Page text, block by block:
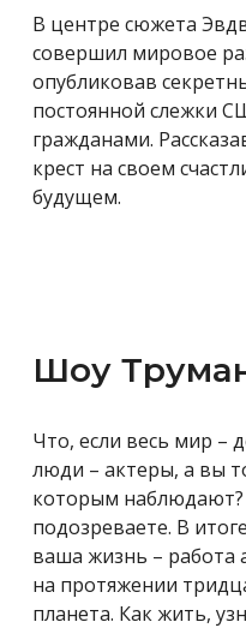
В центре сюжета
совершил мировое
опубликовав
постоянной слежки
гражданами.
крест на своем
будущем.
Шоу
Что, если весь мир –
люди – актеры, а вы
которым
подозреваете. В
ваша жизнь – работа
на протяжении
планета. Как жить,